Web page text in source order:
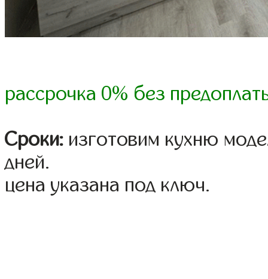
рассрочка 0% без
Сроки: изготовим кухню
дней.
цена указана под ключ.